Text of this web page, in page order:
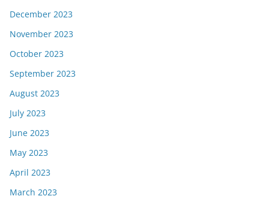
December 2023
November 2023
October 2023
September 2023
August 2023
July 2023
June 2023
May 2023
April 2023
March 2023